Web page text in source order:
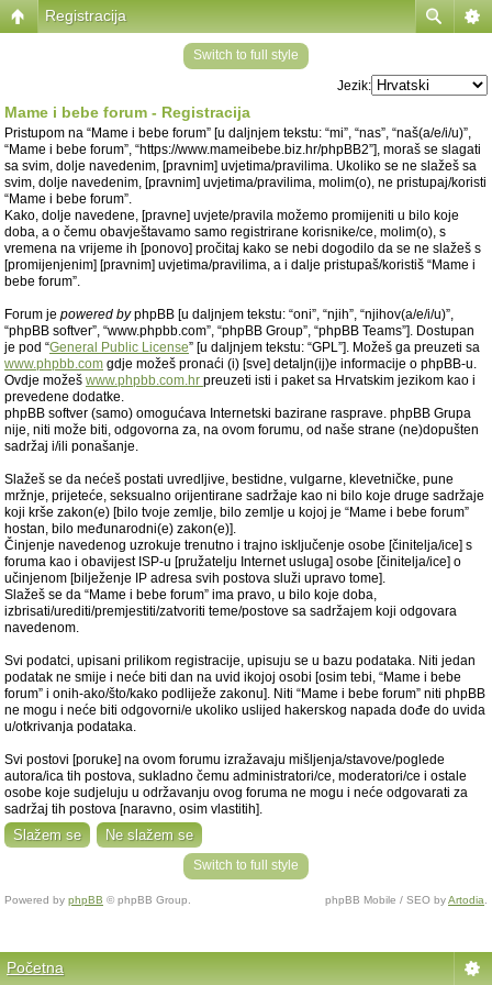
Registracija
Switch to full style
Jezik:
Mame i bebe forum - Registracija
Pristupom na “Mame i bebe forum” [u daljnjem tekstu: “mi”, “nas”, “naš(a/e/i/u)”,
“Mame i bebe forum”, “https://www.mameibebe.biz.hr/phpBB2”], moraš se slagati
sa svim, dolje navedenim, [pravnim] uvjetima/pravilima. Ukoliko se ne slažeš sa
svim, dolje navedenim, [pravnim] uvjetima/pravilima, molim(o), ne pristupaj/koristi
“Mame i bebe forum”.
Kako, dolje navedene, [pravne] uvjete/pravila možemo promijeniti u bilo koje
doba, a o čemu obavještavamo samo registrirane korisnike/ce, molim(o), s
vremena na vrijeme ih [ponovo] pročitaj kako se nebi dogodilo da se ne slažeš s
[promijenjenim] [pravnim] uvjetima/pravilima, a i dalje pristupaš/koristiš “Mame i
bebe forum”.
Forum je powered byphpBB [u daljnjem tekstu: “oni”, “njih”, “njihov(a/e/i/u)”,
“phpBB softver”, “www.phpbb.com”, “phpBB Group”, “phpBB Teams”]. Dostupan
je pod “General Public License” [u daljnjem tekstu: “GPL”]. Možeš ga preuzeti sa
www.phpbb.com gdje možeš pronaći (i) [sve] detaljn(ij)e informacije o phpBB-u.
Ovdje možeš www.phpbb.com.hr preuzeti isti i paket sa Hrvatskim jezikom kao i
prevedene dodatke.
phpBB softver (samo) omogućava Internetski bazirane rasprave. phpBB Grupa
nije, niti može biti, odgovorna za, na ovom forumu, od naše strane (ne)dopušten
sadržaj i/ili ponašanje.
Slažeš se da nećeš postati uvredljive, bestidne, vulgarne, klevetničke, pune
mržnje, prijeteće, seksualno orijentirane sadržaje kao ni bilo koje druge sadržaje
koji krše zakon(e) [bilo tvoje zemlje, bilo zemlje u kojoj je “Mame i bebe forum”
hostan, bilo međunarodni(e) zakon(e)].
Činjenje navedenog uzrokuje trenutno i trajno isključenje osobe [činitelja/ice] s
foruma kao i obavijest ISP-u [pružatelju Internet usluga] osobe [činitelja/ice] o
učinjenom [bilježenje IP adresa svih postova služi upravo tome].
Slažeš se da “Mame i bebe forum” ima pravo, u bilo koje doba,
izbrisati/urediti/premjestiti/zatvoriti teme/postove sa sadržajem koji odgovara
navedenom.
Svi podatci, upisani prilikom registracije, upisuju se u bazu podataka. Niti jedan
podatak ne smije i neće biti dan na uvid ikojoj osobi [osim tebi, “Mame i bebe
forum” i onih-ako/što/kako podliježe zakonu]. Niti “Mame i bebe forum” niti phpBB
ne mogu i neće biti odgovorni/e ukoliko uslijed hakerskog napada dođe do uvida
u/otkrivanja podataka.
Svi postovi [poruke] na ovom forumu izražavaju mišljenja/stavove/poglede
autora/ica tih postova, sukladno čemu administratori/ce, moderatori/ce i ostale
osobe koje sudjeluju u održavanju ovog foruma ne mogu i neće odgovarati za
sadržaj tih postova [naravno, osim vlastitih].
Switch to full style
Powered by phpBB © phpBB Group. phpBB Mobile / SEO byArtodia
Početna